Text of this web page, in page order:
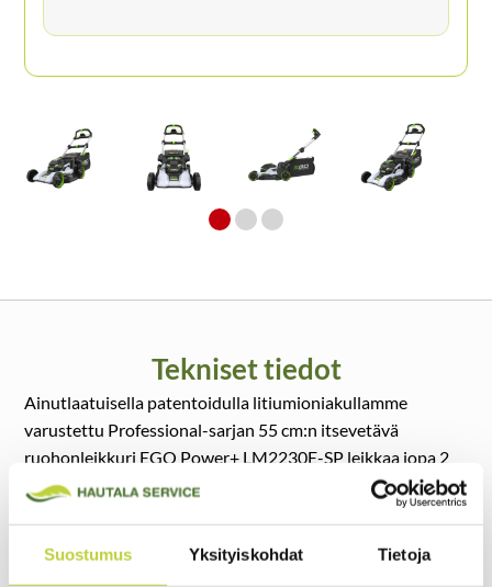
Suostumus Yksityiskohdat Tietoja
Tekniset tiedot
Ainutlaatuisella patentoidulla litiumioniakullamme
varustettu Professional-sarjan 55 cm:n itsevetävä
ruohonleikkuri EGO Power+ LM2230E-SP leikkaa jopa 2
tuntia yhdellä latauksella (12Ah akulla)
leikkuuleveyden ja halkaisijaltaan suurten pyörien ansiosta